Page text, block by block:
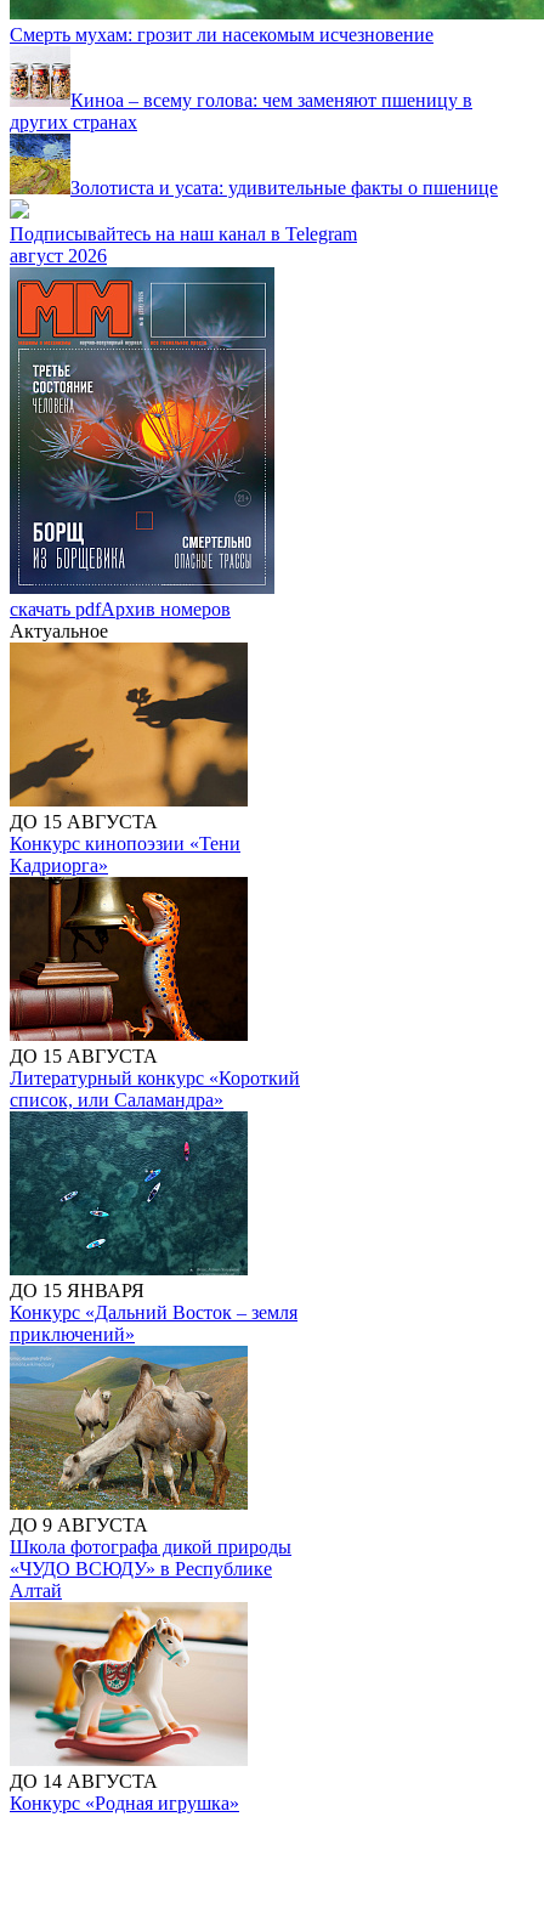
Смерть мухам: грозит ли насекомым исчезновение
Киноа – всему голова: чем заменяют пшеницу в
других странах
Золотиста и усата: удивительные факты о пшенице
Подписывайтесь на наш канал в Telegram
август 2026
скачать pdfАрхив номеров
Актуальное
ДО 15 АВГУСТА
Конкурс кинопоэзии «Тени
Кадриорга»
ДО 15 АВГУСТА
Литературный конкурс «Короткий
список, или Саламандра»
ДО 15 ЯНВАРЯ
Конкурс «Дальний Восток – земля
приключений»
ДО 9 АВГУСТА
Школа фотографа дикой природы
«ЧУДО ВСЮДУ» в Республике
Алтай
ДО 14 АВГУСТА
Конкурс «Родная игрушка»